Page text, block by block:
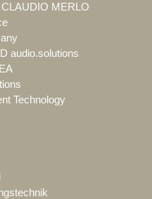
MERLO
audio.solutions
Technology